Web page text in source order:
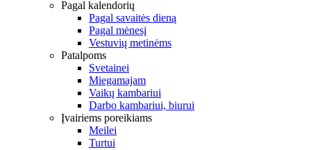
Pagal kalendorių
Pagal savaitės dieną
Pagal mėnesį
Vestuvių metinėms
Patalpoms
Svetainei
Miegamajam
Vaikų kambariui
Darbo kambariui, biurui
Įvairiems poreikiams
Meilei
Turtui